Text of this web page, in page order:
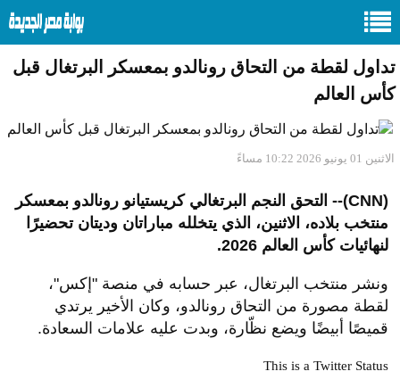
تداول لقطة من التحاق رونالدو بمعسكر البرتغال قبل
كأس العالم
الاثنين 01 يونيو 2026 10:22 مساءً
(CNN)-- التحق النجم البرتغالي كريستيانو رونالدو بمعسكر
منتخب بلاده، الاثنين، الذي يتخلله مباراتان وديتان تحضيرًا
لنهائيات كأس العالم 2026.
ونشر منتخب البرتغال، عبر حسابه في منصة "إكس"،
لقطة مصورة من التحاق رونالدو، وكان الأخير يرتدي
قميصًا أبيضًا ويضع نظّارة، وبدت عليه علامات السعادة.
This is a Twitter Status